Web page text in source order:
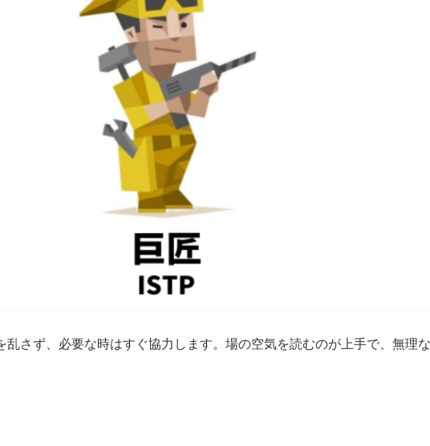
乱さず、必要な時はすぐ協力します。場の空気を読むのが上手で、無理